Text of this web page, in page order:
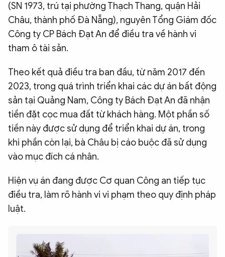
(SN 1973, trú tại phường Thạch Thang, quận Hải
Châu, thành phố Đà Nẵng), nguyên Tổng Giám đốc
Công ty CP Bách Đạt An để điều tra về hành vi
tham ô tài sản.
Theo kết quả điều tra ban đầu, từ năm 2017 đến
2023, trong quá trình triển khai các dự án bất động
sản tại Quảng Nam, Công ty Bách Đạt An đã nhận
tiền đặt cọc mua đất từ khách hàng. Một phần số
tiền này được sử dụng để triển khai dự án, trong
khi phần còn lại, bà Châu bị cáo buộc đã sử dụng
vào mục đích cá nhân.
Hiện vụ án đang được Cơ quan Công an tiếp tục
điều tra, làm rõ hành vi vi phạm theo quy định pháp
luật.